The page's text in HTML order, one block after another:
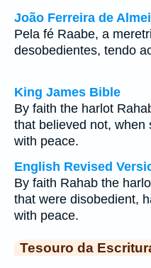
João Ferreira de
Pela fé Raabe, a
desobedientes, tendo
King James Bible
By faith the harlot
that believed not, when
with peace.
English Revised
By faith Rahab the
that were disobedient,
with peace.
Tesouro da